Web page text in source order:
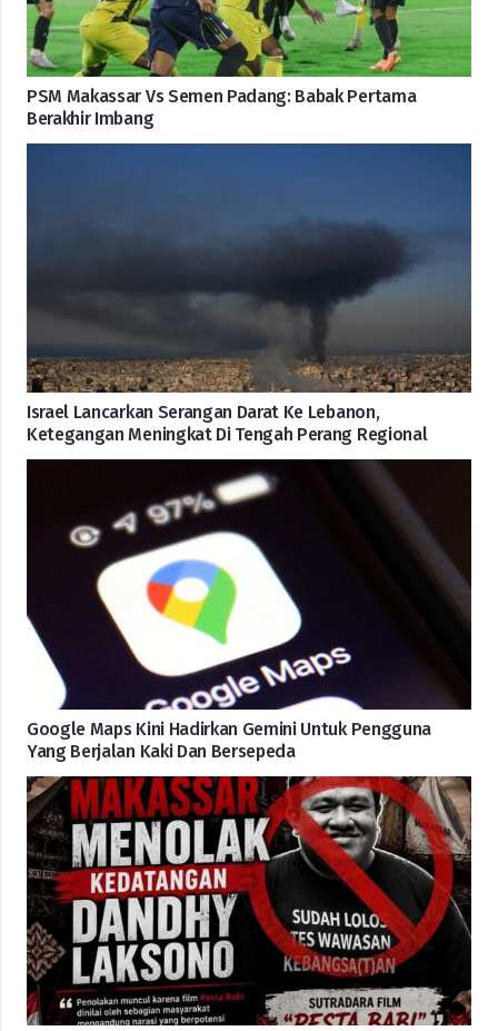
PSM Makassar Vs Semen Padang: Babak Pertama
Berakhir Imbang
Israel Lancarkan Serangan Darat Ke Lebanon,
Ketegangan Meningkat Di Tengah Perang Regional
Google Maps Kini Hadirkan Gemini Untuk Pengguna
Yang Berjalan Kaki Dan Bersepeda